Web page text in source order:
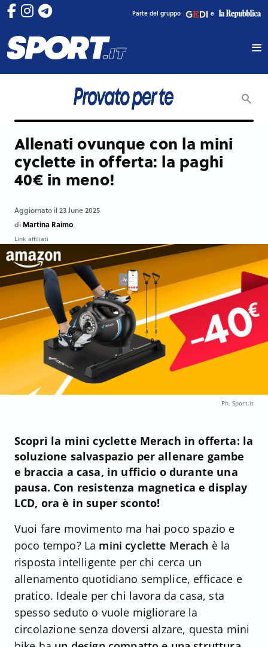
Parte del gruppo e
Allenati ovunque con la mini
cyclette in offerta: la paghi
40€ in meno!
Aggiornato il 23 June 2025
di Martina Raimo
Link affiliati
Ph. Sport.it
Scopri la mini cyclette Merach in offerta: la
soluzione salvaspazio per allenare gambe
e braccia a casa, in ufficio o durante una
pausa. Con resistenza magnetica e display
LCD, ora è in super sconto!
Vuoi fare movimento ma hai poco spazio e
poco tempo? La mini cyclette Merach è la
risposta intelligente per chi cerca un
allenamento quotidiano semplice, efficace e
pratico. Ideale per chi lavora da casa, sta
spesso seduto o vuole migliorare la
circolazione senza doversi alzare, questa mini